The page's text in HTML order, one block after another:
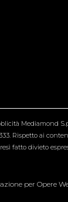
Mediamond
Rispetto ai
fatto divieto
per Opere